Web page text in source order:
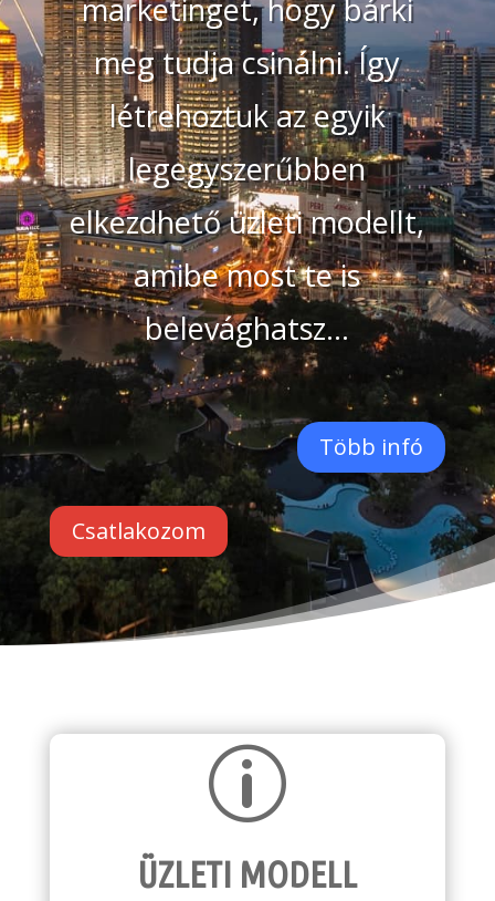
marketinget, hogy bárki
meg tudja csinálni. Így
létrehoztuk az egyik
legegyszerűbben
elkezdhető üzleti modellt,
amibe most te is
belevághatsz…
Több infó
Csatlakozom
p
ÜZLETI MODELL